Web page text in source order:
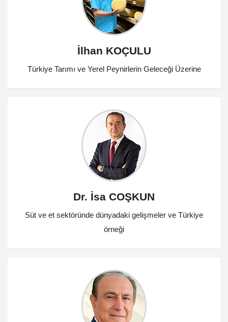
İlhan KOÇULU
Türkiye Tarımı ve Yerel Peynirlerin Geleceği Üzerine
Dr. İsa COŞKUN
Süt ve et sektöründe dünyadaki gelişmeler ve Türkiye
örneği